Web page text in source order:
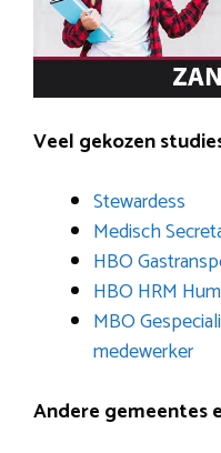
Veel gekozen
Stewardess
Medisch
HBO
HBO HRM
MBO
medewerker
Andere gemeentes